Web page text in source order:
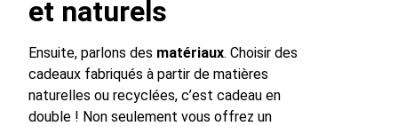
et naturels
Ensuite, parlons des matériaux. Choisir des
cadeaux fabriqués à partir de matières
naturelles ou recyclées, c’est cadeau en
double ! Non seulement vous offrez un